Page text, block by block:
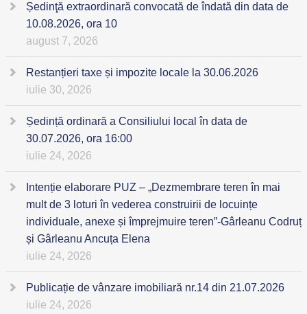
Ședinţă extraordinară convocată de îndată din data de
10.08.2026, ora 10
august 7, 2026
Restanțieri taxe și impozite locale la 30.06.2026
iulie 30, 2026
Ședință ordinară a Consiliului local în data de
30.07.2026, ora 16:00
iulie 24, 2026
Intenție elaborare PUZ – „Dezmembrare teren în mai
mult de 3 loturi în vederea construirii de locuințe
individuale, anexe și împrejmuire teren”-Gârleanu Codruț
și Gârleanu Ancuța Elena
iulie 24, 2026
Publicație de vânzare imobiliară nr.14 din 21.07.2026
iulie 24, 2026